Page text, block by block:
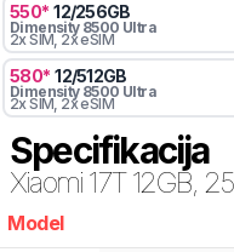
550* 12/256GB
Dimensity 8500 Ultra
2x SIM, 2x eSIM
580* 12/512GB
Dimensity 8500 Ultra
2x SIM, 2x eSIM
Specifikacija
Xiaomi 17T 12GB,
Model